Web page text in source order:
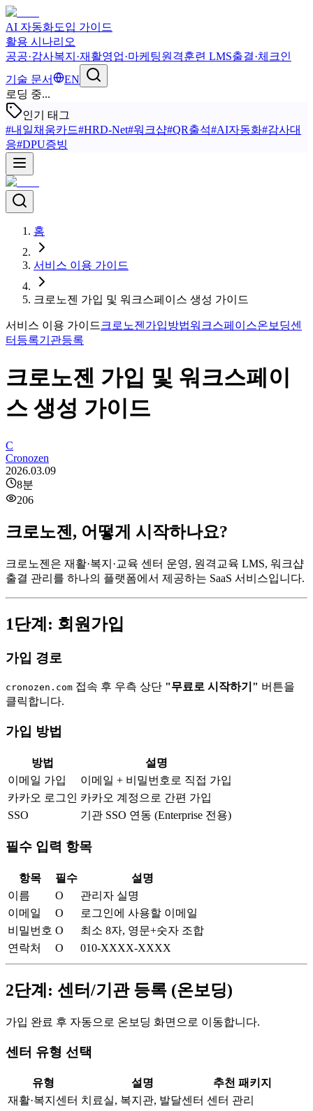
AI 자동화도입 가이드
활용 시나리오
공공·감사복지·재활영업·마케팅원격훈련 LMS출결·체크인
기술 문서
EN
로딩 중...
인기 태그
#내일채움카드#HRD-Net#워크샵#QR출석#AI자동화#감사대
응#DPU증빙
홈
서비스 이용 가이드
크로노젠 가입 및 워크스페이스 생성 가이드
서비스 이용 가이드 크로노젠 가입방법워크스페이스온보딩센
터등록기관등록
크로노젠 가입 및 워크스페이
스 생성 가이드
C
Cronozen
2026.03.09
8분
206
크로노젠, 어떻게 시작하나요?
크로노젠은 재활·복지·교육 센터 운영, 원격교육 LMS, 워크샵
출결 관리를 하나의 플랫폼에서 제공하는 SaaS 서비스입니다.
1단계: 회원가입
가입 경로
cronozen.com 접속 후 우측 상단 "무료로 시작하기" 버튼을
클릭합니다.
가입 방법
방법
설명
이메일 가입
이메일 + 비밀번호로 직접 가입
카카오 로그인 카카오 계정으로 간편 가입
SSO
기관 SSO 연동 (Enterprise 전용)
필수 입력 항목
항목 필수
설명
이름
O
관리자 실명
이메일
O
로그인에 사용할 이메일
비밀번호 O
최소 8자, 영문+숫자 조합
연락처
O 010-XXXX-XXXX
2단계: 센터/기관 등록 (온보딩)
가입 완료 후 자동으로 온보딩 화면으로 이동합니다.
센터 유형 선택
유형 설명
추천 패키지
재활·복지센터 치료실, 복지관, 발달센터 센터 관리